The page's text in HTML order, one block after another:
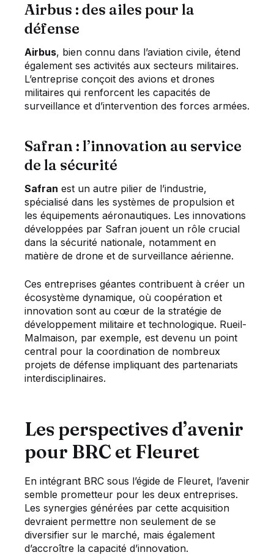
Airbus : des ailes pour la
défense
Airbus, bien connu dans l’aviation civile, étend
également ses activités aux secteurs militaires.
L’entreprise conçoit des avions et drones
militaires qui renforcent les capacités de
surveillance et d’intervention des forces armées.
Safran : l’innovation au service
de la sécurité
Safran est un autre pilier de l’industrie,
spécialisé dans les systèmes de propulsion et
les équipements aéronautiques. Les innovations
développées par Safran jouent un rôle crucial
dans la sécurité nationale, notamment en
matière de drone et de surveillance aérienne.
Ces entreprises géantes contribuent à créer un
écosystème dynamique, où coopération et
innovation sont au cœur de la stratégie de
développement militaire et technologique. Rueil-
Malmaison, par exemple, est devenu un point
central pour la coordination de nombreux
projets de défense impliquant des partenariats
interdisciplinaires.
Les perspectives d’avenir
pour BRC et Fleuret
En intégrant BRC sous l’égide de Fleuret, l’avenir
semble prometteur pour les deux entreprises.
Les synergies générées par cette acquisition
devraient permettre non seulement de se
diversifier sur le marché, mais également
d’accroître la capacité d’innovation.